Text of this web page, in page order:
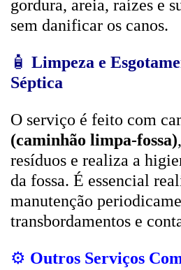
gordura, areia, raízes e
sem danificar os canos.
🧴 Limpeza e
Séptica
O serviço é feito com
(caminhão limpa-fossa)
resíduos e realiza a
da fossa. É essencial
manutenção
transbordamentos e
⚙️ Outros Serviços